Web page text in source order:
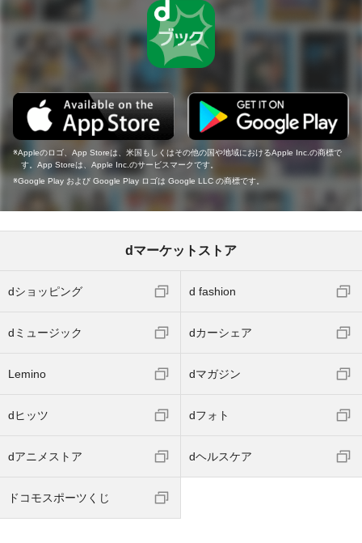
Appleのロゴ、App Storeは、米国もしくはその他の国や地域におけるApple Inc.の商標で
す。App Storeは、Apple Inc.のサービスマークです。
Google Play および Google Play ロゴは Google LLC の商標です。
dマーケットストア
dショッピング d fashion
dミュージック dカーシェア
Lemino dマガジン
dヒッツ dフォト
dアニメストア dヘルスケア
ドコモスポーツくじ